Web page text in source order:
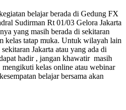
belajar berada di Gedung FX
Sudirman Rt 01/03 Gelora Jakarta
yang masih berada di sekitaran
kelas tatap muka. Untuk wilayah lain
Jakarta atau yang ada di
hadir , jangan khawatir masih
kelas online atau webinar
belajar bersama akan